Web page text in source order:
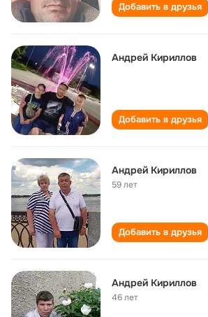
Добавить в друзья
Андрей Кириллов
Добавить в друзья
Андрей Кириллов
59 лет
Добавить в друзья
Андрей Кириллов
46 лет